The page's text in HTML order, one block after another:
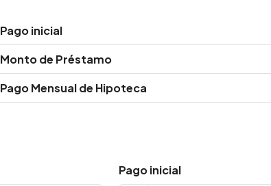
Pago inicial
Monto de Préstamo
Pago Mensual de Hipoteca
Pago inicial